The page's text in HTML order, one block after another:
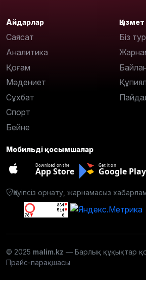
Айдарлар
Саясат
Аналитика
Қоғам
Мәдениет
Сұхбат
Спорт
Бейне
Қызмет
Біз
Мобильді қосымшалар
Download on the
App Store
Get it on
Google Play
Қауіпсіз орнату, жарнамасыз
© 2025 malim.kz — Барлық құқықтар
Прайс-парақшасы